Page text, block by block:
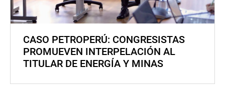
CASO PETROPERÚ: CONGRESISTAS
PROMUEVEN INTERPELACIÓN AL
TITULAR DE ENERGÍA Y MINAS